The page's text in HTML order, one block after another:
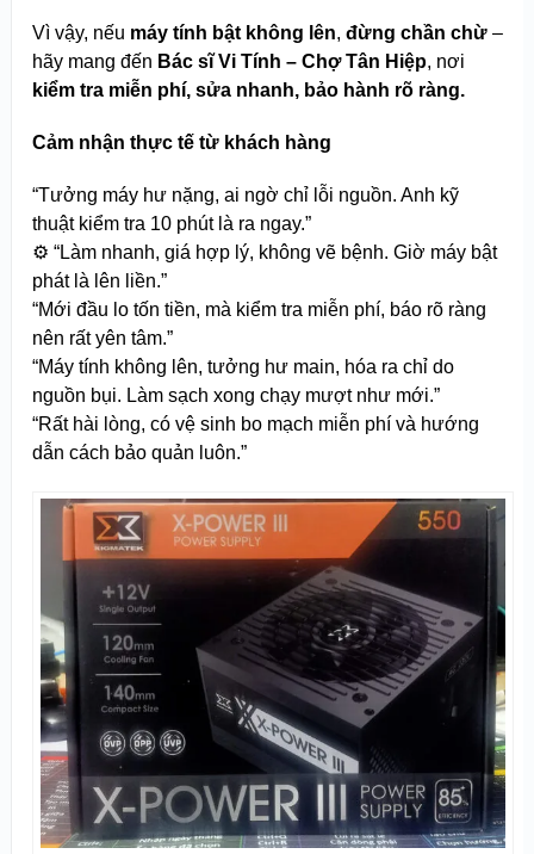
Vì vậy, nếu máy tính bật không lên, đừng chần chừ–
hãy mang đến Bác sĩ Vi Tính – Chợ Tân Hiệp, nơi
kiểm tra miễn phí, sửa nhanh, bảo hành rõ ràng.
Cảm nhận thực tế từ khách hàng
“Tưởng máy hư nặng, ai ngờ chỉ lỗi nguồn. Anh kỹ
thuật kiểm tra 10 phút là ra ngay.”
⚙️ “Làm nhanh, giá hợp lý, không vẽ bệnh. Giờ máy bật
phát là lên liền.”
“Mới đầu lo tốn tiền, mà kiểm tra miễn phí, báo rõ ràng
nên rất yên tâm.”
“Máy tính không lên, tưởng hư main, hóa ra chỉ do
nguồn bụi. Làm sạch xong chạy mượt như mới.”
“Rất hài lòng, có vệ sinh bo mạch miễn phí và hướng
dẫn cách bảo quản luôn.”